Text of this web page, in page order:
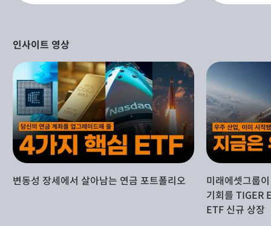
인사이트 영상
변동성 장세에서 살아남는 연금 포트폴리오
미래에셋그룹
기회를 TIGER
ETF 신규 상장